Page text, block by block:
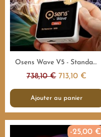
Aperçu rapide Osens Wave V5 - Standard 55.000Hz - 4H - Emetteur fréquences
738,10 € 713,10 €
Ajouter au panier
-25,00 €